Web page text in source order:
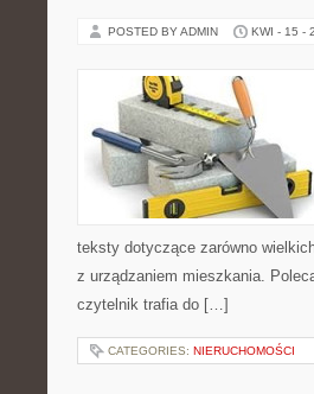
POSTED BY ADMIN KWI - 15 -
teksty dotyczące zarówno
z urządzaniem mieszkania.
czytelnik trafia do […]
CATEGORIES: NIERUCHOMOŚCI